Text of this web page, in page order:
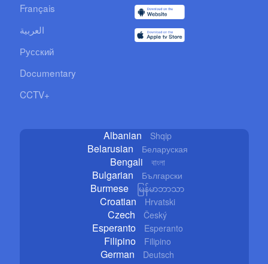
Français
العربية
Русский
Documentary
CCTV+
Albanian Shqip
Belarusian Беларуская
Bengali বাংলা
Bulgarian Български
Burmese မြန်မာဘာသာ
Croatian Hrvatski
Czech Český
Esperanto Esperanto
Filipino Filipino
German Deutsch